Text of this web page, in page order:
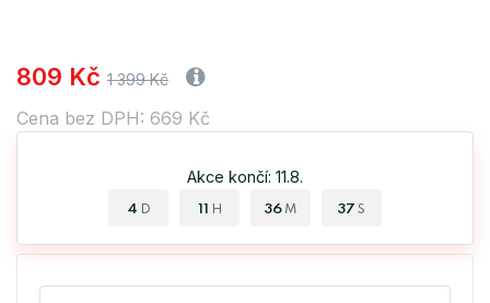
809 Kč 1 399 Kč
Cena bez DPH: 669 Kč
Akce končí: 11.8.
4 D 11 H 36 M 36 S